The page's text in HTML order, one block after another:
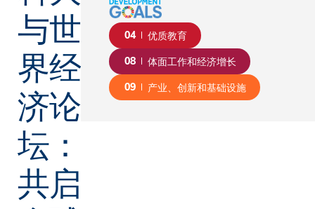
与世
界经
济论
坛：
共启
04 优质教育
08 体面工作和经济增长
09 产业、创新和基础设施